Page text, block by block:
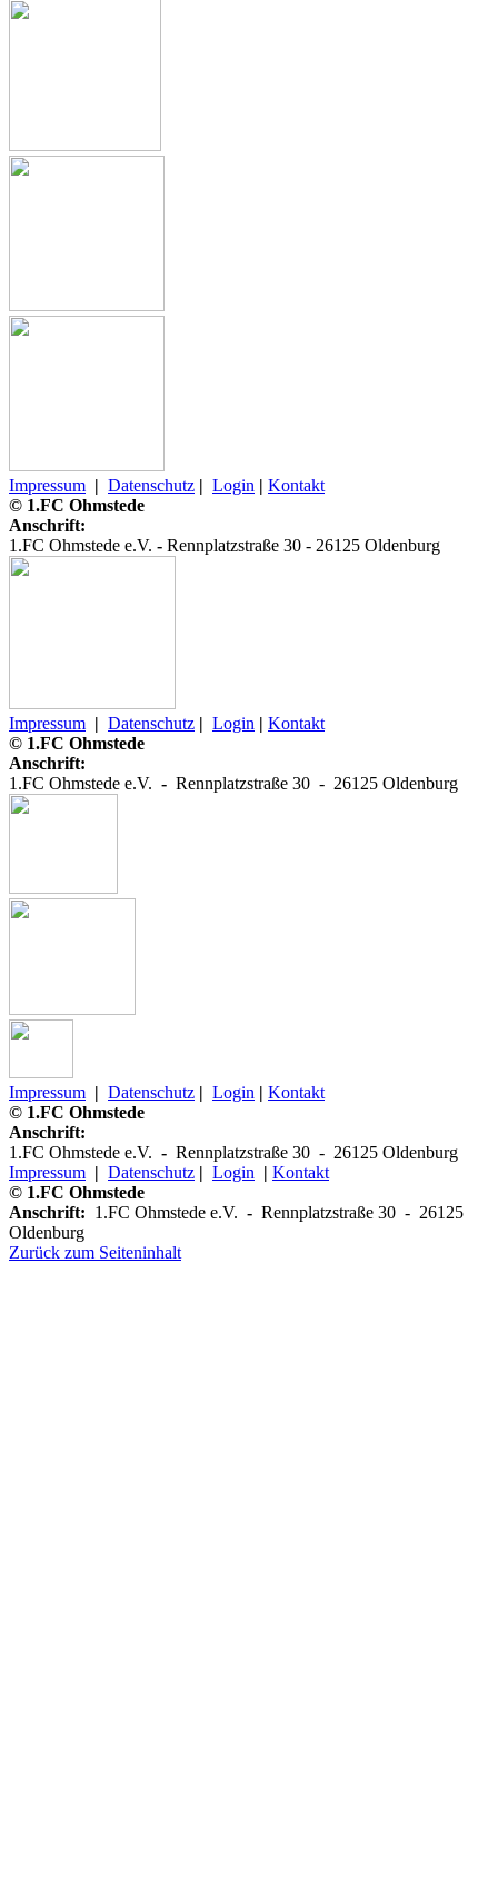
Impressum | Datenschutz | Login | Kontakt
© 1.FC Ohmstede
Anschrift:
1.FC Ohmstede e.V. - Rennplatzstraße 30 - 26125 Oldenburg
Impressum | Datenschutz | Login | Kontakt
© 1.FC Ohmstede
Anschrift:
1.FC Ohmstede e.V. - Rennplatzstraße 30 - 26125 Oldenburg
Impressum | Datenschutz | Login | Kontakt
© 1.FC Ohmstede
Anschrift:
1.FC Ohmstede e.V. - Rennplatzstraße 30 - 26125 Oldenburg
Impressum | Datenschutz | Login | Kontakt
© 1.FC Ohmstede
Anschrift: 1.FC Ohmstede e.V. - Rennplatzstraße 30 - 26125
Oldenburg
Zurück zum Seiteninhalt